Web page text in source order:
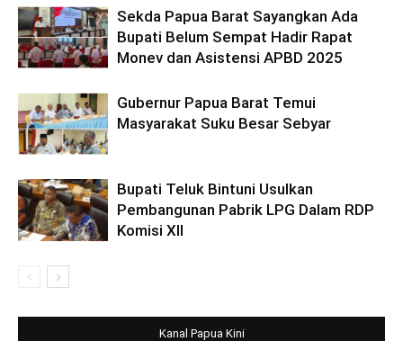
Sekda Papua Barat Sayangkan Ada
Bupati Belum Sempat Hadir Rapat
Monev dan Asistensi APBD 2025
Gubernur Papua Barat Temui
Masyarakat Suku Besar Sebyar
Bupati Teluk Bintuni Usulkan
Pembangunan Pabrik LPG Dalam RDP
Komisi XII
Kanal Papua Kini